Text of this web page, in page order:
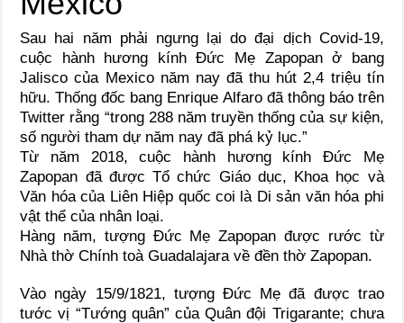
Sau hai năm phải ngưng lại do đại dịch Covid-19,
cuộc hành hương kính Đức Mẹ Zapopan ở bang
Jalisco của Mexico năm nay đã thu hút 2,4 triệu tín
hữu. Thống đốc bang Enrique Alfaro đã thông báo trên
Twitter rằng “trong 288 năm truyền thống của sự kiện,
số người tham dự năm nay đã phá kỷ lục.”
Từ năm 2018, cuộc hành hương kính Đức Mẹ
Zapopan đã được Tổ chức Giáo dục, Khoa học và
Văn hóa của Liên Hiệp quốc coi là Di sản văn hóa phi
vật thể của nhân loại.
Hàng năm, tượng Đức Mẹ Zapopan được rước từ
Nhà thờ Chính toà Guadalajara về đền thờ Zapopan.
Vào ngày 15/9/1821, tượng Đức Mẹ đã được trao
tước vị “Tướng quân” của Quân đội Trigarante; chưa